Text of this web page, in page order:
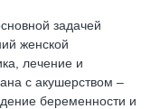
задачей
женской
лечение и
с акушерством –
беременности и